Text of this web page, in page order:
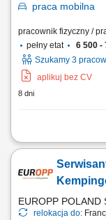
praca mobilna
pracownik fizyczny /
pełny etat
6 500 -
Szukamy 3
aplikuj bez CV
8 dni
Opis stanowiska:
projektów, dbałość o
firmy.
EUROPP POLAND
relokacja do: